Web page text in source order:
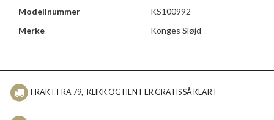
Modellnummer
KS100992
Merke
Konges Sløjd
FRAKT FRA 79,- KLIKK OG HENT ER GRATIS SÅ KLART